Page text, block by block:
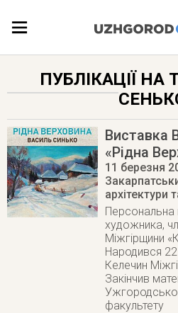
ПУБЛІКАЦІЇ
ПУБЛІКАЦІЇ
Виставка
«Рідна
11 березня
архітектури
Персональна
художника,
Міжгірщини
Народився
Келечин
Закінчив
факультету